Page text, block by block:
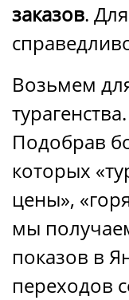
заказов.
Возьмем
турагенства.
Подобрав
которых
цены»,
мы
показов в
переходов